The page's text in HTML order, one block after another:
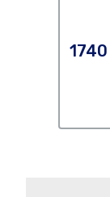
1740